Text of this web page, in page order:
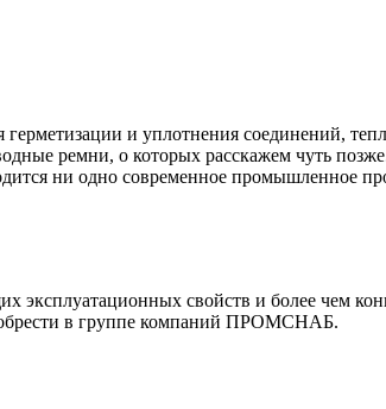
и уплотнения соединений,
ремни, о которых расскажем чуть
ни одно современное промышленное
эксплуатационных свойств и более чем
в группе компаний ПРОМСНАБ.